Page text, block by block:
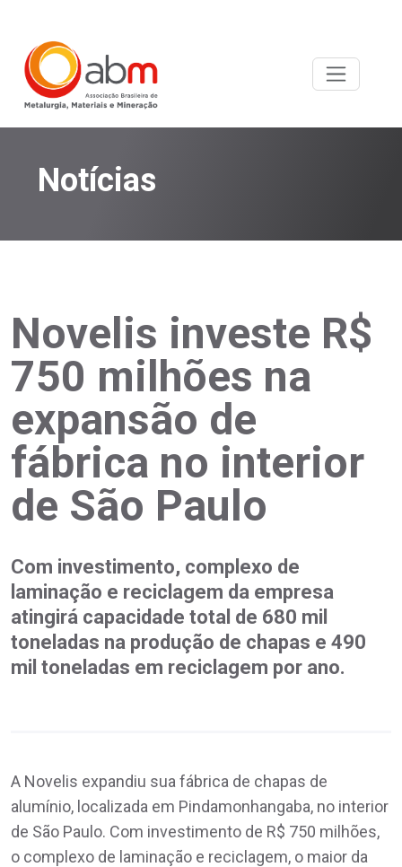
Notícias
Novelis investe R$
750 milhões na
expansão de
fábrica no interior
de São Paulo
Com investimento, complexo de
laminação e reciclagem da empresa
atingirá capacidade total de 680 mil
toneladas na produção de chapas e 490
mil toneladas em reciclagem por ano.
A Novelis expandiu sua fábrica de chapas de
alumínio, localizada em Pindamonhangaba, no interior
de São Paulo. Com investimento de R$ 750 milhões,
o complexo de laminação e reciclagem, o maior da